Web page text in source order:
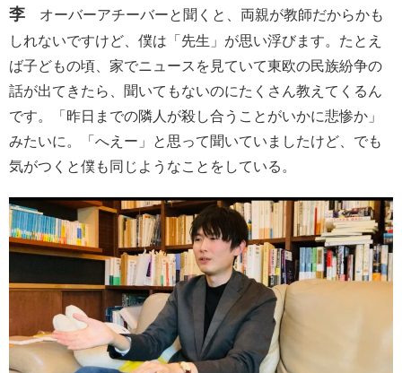
李 オーバーアチーバーと聞くと、両親が教師だからかも
しれないですけど、僕は「先生」が思い浮びます。たとえ
ば子どもの頃、家でニュースを見ていて東欧の民族紛争の
話が出てきたら、聞いてもないのにたくさん教えてくるん
です。「昨日までの隣人が殺し合うことがいかに悲惨か」
みたいに。「へえー」と思って聞いていましたけど、でも
気がつくと僕も同じようなことをしている。